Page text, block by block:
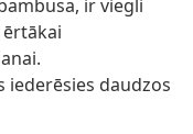
ir viegli
daudzos